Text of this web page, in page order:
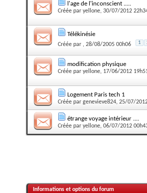
l'age de l'inconscient .....
Créée par yellone, 30/07/2012
Télékinésie
Créée par , 28/08/2005 00h06 1
modification physique
Créée par yellone, 17/06/2012
Logement Paris tech 1
Créée par genevieve824, 25/07/
étrange voyage intérieur ....
Créée par yellone, 06/07/2012
Informations et options du forum